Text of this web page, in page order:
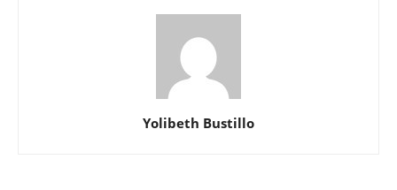
Yolibeth Bustillo